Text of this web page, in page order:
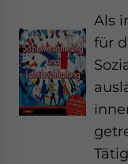
Als
für